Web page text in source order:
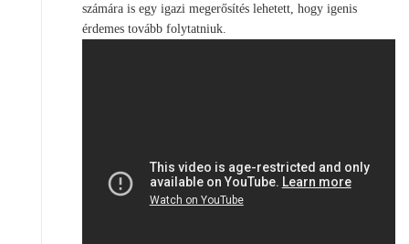
számára is egy igazi megerősítés lehetett, hogy igenis
érdemes tovább folytatniuk.